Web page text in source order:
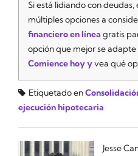
Si está lidiando con
múltiples opciones a
financiero en línea gratis
opción que mejor se adapte
Comience hoy yvea qué
Etiquetado en
ejecución hipotecaria
Jesse